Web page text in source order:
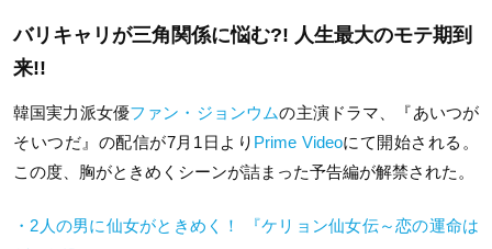
バリキャリが三角関係に悩む?! 人生最大のモテ期到
来!!
韓国実力派女優ファン・ジョンウムの主演ドラマ、『あいつが
そいつだ』の配信が7月1日より Prime Videoにて開始される。
この度、胸がときめくシーンが詰まった予告編が解禁された。
・2人の男に仙女がときめく！ 『ケリョン仙女伝～恋の運命は